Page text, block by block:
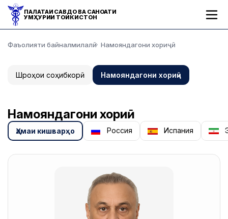
ПАЛАТАИ САВДО ВА САНОАТИ
ҶУМҲУРИИ ТОҶИКИСТОН
Фаъолияти байналмилалӣ Намояндагони хориҷӣ
Шӯроҳои соҳибкорӣ Намояндагони хориҷӣ
Намояндагони хориҷӣ
Ҳамаи кишварҳо Россия Испания